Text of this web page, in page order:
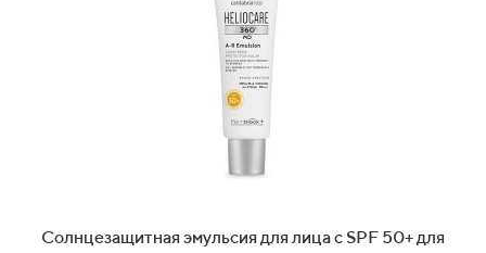
Солнцезащитная эмульсия для лица с SPF 50+ для